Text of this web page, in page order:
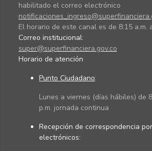
habilitado el correo electrónico
El horario de este canal es de 8:15 a.m.
Correo institucional:
super@superfinanciera.gov.co
Horario de atención
Punto Ciudadano:
Lunes a viernes (días hábiles) de
p.m. jornada continua
Recepción de correspondencia
electrónicos: